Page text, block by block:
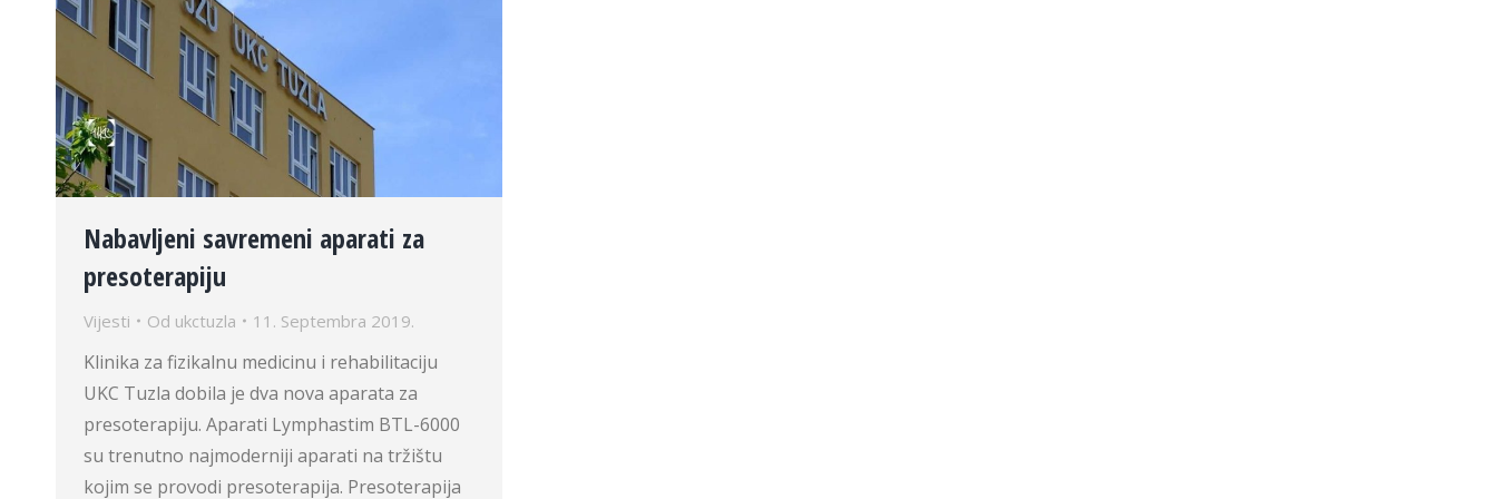
Nabavljeni savremeni aparati za
presoterapiju
Vijesti Od ukctuzla 11. Septembra 2019.
Klinika za fizikalnu medicinu i rehabilitaciju
UKC Tuzla dobila je dva nova aparata za
presoterapiju. Aparati Lymphastim BTL-6000
su trenutno najmoderniji aparati na tržištu
kojim se provodi presoterapija. Presoterapija